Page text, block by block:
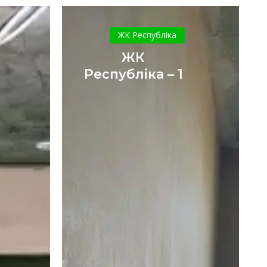
Республіка
–
ЖК Республіка
ЖК
Республіка – 1